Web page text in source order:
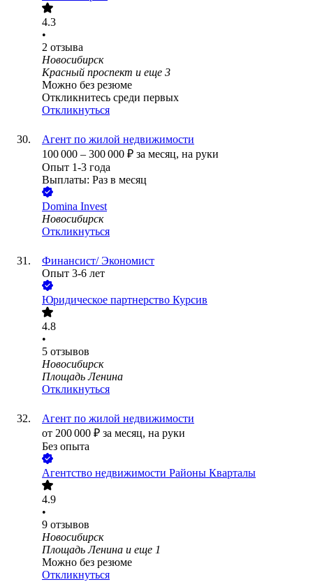
4.3
•
2 отзыва
Новосибирск
Красный проспект и еще 3
Можно без резюме
Откликнитесь среди первых
Откликнуться
Агент по жилой недвижимости
100 000 – 300 000 ₽ за месяц, на руки
Опыт 1-3 года
Выплаты: Раз в месяц
Domina Invest
Новосибирск
Откликнуться
Финансист/ Экономист
Опыт 3-6 лет
Юридическое партнерство Курсив
4.8
•
5 отзывов
Новосибирск
Площадь Ленина
Откликнуться
Агент по жилой недвижимости
от 200 000 ₽ за месяц, на руки
Без опыта
​Агентство недвижимости Районы Кварталы
4.9
•
9 отзывов
Новосибирск
Площадь Ленина и еще 1
Можно без резюме
Откликнуться